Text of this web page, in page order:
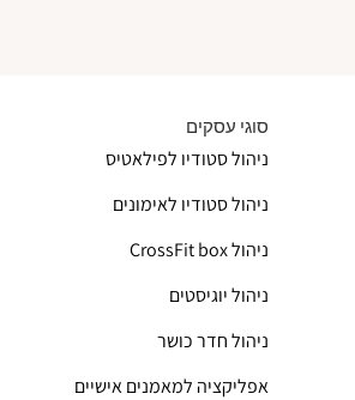
ניהול סטודיו לפילאטיס
ניהול סטודיו לאימונים
CrossFit box ניהול
ניהול יוגיסטים
ניהול חדר כושר
אפליקציה למאמנים אישיים
סוגי עסקים